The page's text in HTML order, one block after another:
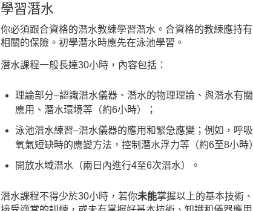
學習潛水
你必須跟合資格的潛水教練學習潛水。合資格的教練應持
相關的保險。初學潛水時應先在泳池學習。
潛水課程一般長達30小時，內容包括：
理論部分–認識潛水儀器、潛水的物理理論、與潛水有
應用、潛水環境等（約6小時）；
泳池潛水練習–潛水儀器的應用和緊急應變；例如，呼
氧氣短缺時的應變方法，控制潛水浮力等（約6至8小時
開放水域潛水（兩日內進行4至6次潛水）。
潛水課程不得少於30小時，若你未能掌握以上的基本技術